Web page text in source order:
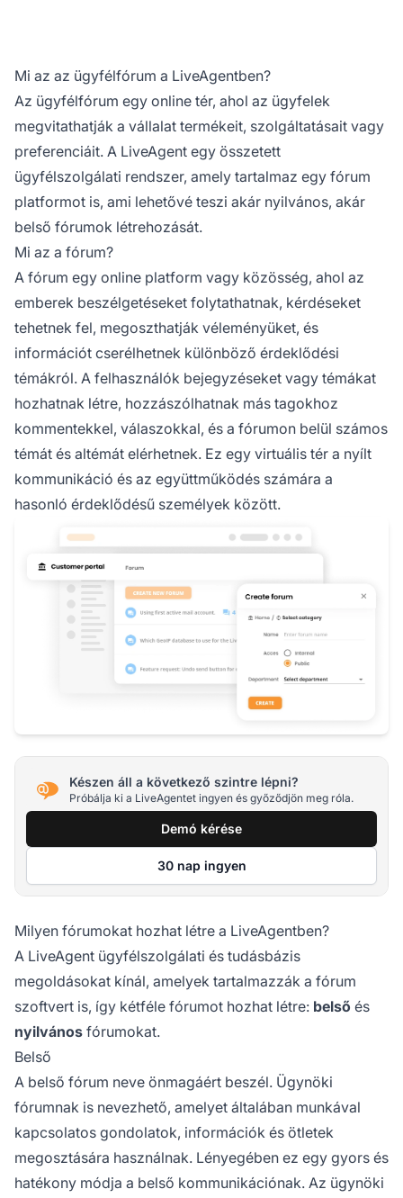
Mi az az ügyfélfórum a LiveAgentben?
Az ügyfélfórum egy online tér, ahol az ügyfelek
megvitathatják a vállalat termékeit, szolgáltatásait vagy
preferenciáit. A LiveAgent egy összetett
ügyfélszolgálati rendszer, amely tartalmaz egy fórum
platformot is, ami lehetővé teszi akár nyilvános, akár
belső fórumok létrehozását.
Mi az a fórum?
A fórum egy online platform vagy közösség, ahol az
emberek beszélgetéseket folytathatnak, kérdéseket
tehetnek fel, megoszthatják véleményüket, és
információt cserélhetnek különböző érdeklődési
témákról. A felhasználók bejegyzéseket vagy témákat
hozhatnak létre, hozzászólhatnak más tagokhoz
kommentekkel, válaszokkal, és a fórumon belül számos
témát és altémát elérhetnek. Ez egy virtuális tér a nyílt
kommunikáció és az együttműködés számára a
hasonló érdeklődésű személyek között.
Készen áll a következő szintre lépni?
Próbálja ki a LiveAgentet ingyen és győződjön meg róla.
Demó kérése
30 nap ingyen
Milyen fórumokat hozhat létre a LiveAgentben?
A LiveAgent ügyfélszolgálati és tudásbázis
megoldásokat kínál, amelyek tartalmazzák a fórum
szoftvert is, így kétféle fórumot hozhat létre: belső és
nyilvános fórumokat.
Belső
A belső fórum neve önmagáért beszél. Ügynöki
fórumnak is nevezhető, amelyet általában munkával
kapcsolatos gondolatok, információk és ötletek
megosztására használnak. Lényegében ez egy gyors és
hatékony módja a belső kommunikációnak. Az ügynöki